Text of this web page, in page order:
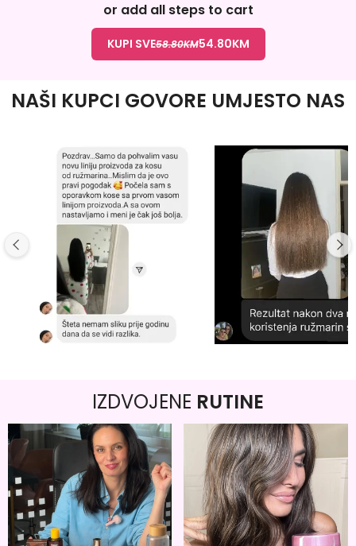
or add all steps to cart
KUPI SVE58.80KM54.80KM
NAŠI KUPCI GOVORE UMJESTO NAS
IZDVOJENE RUTINE